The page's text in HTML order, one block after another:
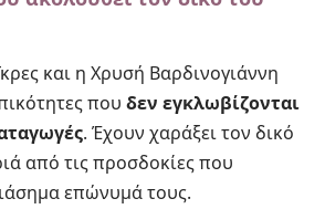
και η Χρυσή Βαρδινογιάννη
που δεν εγκλωβίζονται
. Έχουν χαράξει τον δικό
από τις προσδοκίες που
επώνυμά τους.